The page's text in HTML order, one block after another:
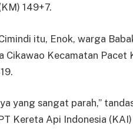
149+7.
itu, Enok, warga
Cikawao Kecamatan
yang sangat parah,”
Kereta Api Indonesia